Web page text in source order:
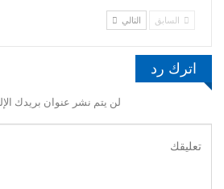
السابق التالي
اترك رد
لن يتم نشر عنوان بريدك